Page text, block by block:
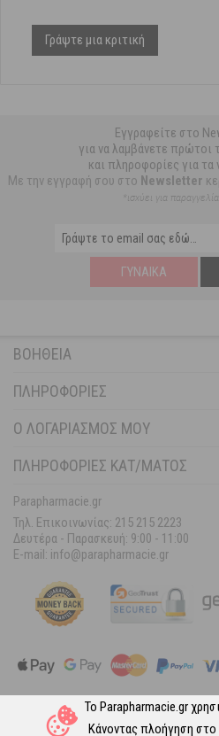
Το Parapharmacie.gr
Κάνοντας πλοήγηση
Γράψτε μια κριτική
Εγγραφείτε στο
για να λαμβάνετε πρώτοι
και πληροφορίες για τα
Με την εγγραφή σου στο Newsletter
*ισχύει για
ΓΥΝΑΊΚΑ
ΒΟΉΘΕΙΑ
ΠΛΗΡΟΦΟΡΊΕΣ
Ο ΛΟΓΑΡΙΑΣΜΌΣ ΜΟΥ
ΠΛΗΡΟΦΟΡΙΕΣ ΚΑΤ/ΜΑΤΟΣ
Parapharmacie.gr
Τηλ. Επικοινωνίας: 215 215 2223
Δευτέρα - Παρασκευή: 9:00 - 11:00
E-mail: info@parapharmacie.gr
Ακολουθήστε μας στα